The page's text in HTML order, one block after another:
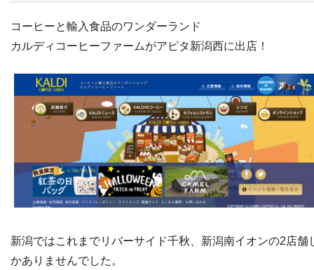
コーヒーと輸入食品のワンダーランド
カルディコーヒーファームがアピタ新潟西に出店！
新潟ではこれまでリバーサイド千秋、新潟南イオンの2店舗
かありませんでした。